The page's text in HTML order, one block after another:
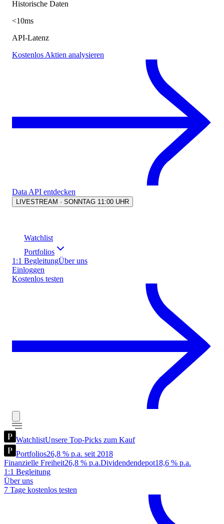
Historische Daten
<10ms
API-Latenz
Kostenlos Aktien analysieren
Data API entdecken
LIVESTREAM · SONNTAG 11:00 UHR
Watchlist
Portfolios
1:1 BegleitungÜber uns
Einloggen
Kostenlos testen
WatchlistUnsere Top-Picks zum Kauf
Portfolios26,8 % p.a. seit 2018
Finanzielle Freiheit26,8 % p.a.Dividendendepot18,6 % p.a.
1:1 Begleitung
Über uns
7 Tage kostenlos testen